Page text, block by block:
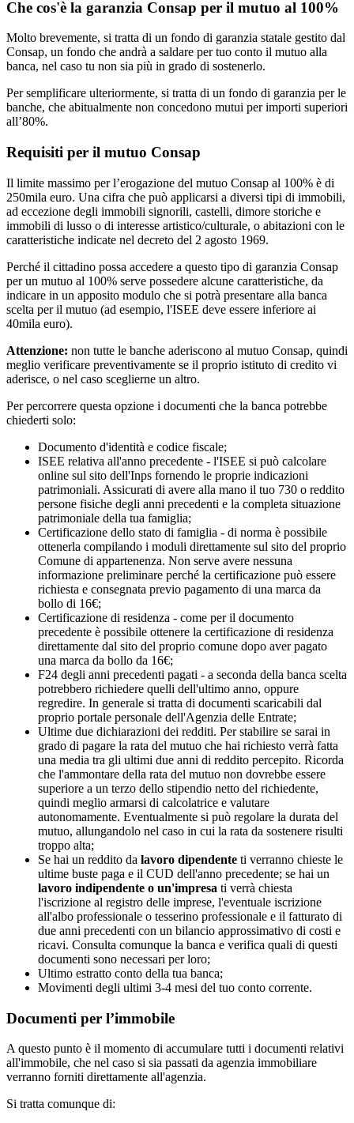
Che cos'è la garanzia Consap per il mutuo al 100%
Molto brevemente, si tratta di un fondo di garanzia statale gestito dal
Consap, un fondo che andrà a saldare per tuo conto il mutuo alla
banca, nel caso tu non sia più in grado di sostenerlo.
Per semplificare ulteriormente, si tratta di un fondo di garanzia per le
banche, che abitualmente non concedono mutui per importi superiori
all’80%.
Requisiti per il mutuo Consap
Il limite massimo per l’erogazione del mutuo Consap al 100% è di
250mila euro. Una cifra che può applicarsi a diversi tipi di immobili,
ad eccezione degli immobili signorili, castelli, dimore storiche e
immobili di lusso o di interesse artistico/culturale, o abitazioni con le
caratteristiche indicate nel decreto del 2 agosto 1969.
Perché il cittadino possa accedere a questo tipo di garanzia Consap
per un mutuo al 100% serve possedere alcune caratteristiche, da
indicare in un apposito modulo che si potrà presentare alla banca
scelta per il mutuo (ad esempio, l'ISEE deve essere inferiore ai
40mila euro).
Attenzione: non tutte le banche aderiscono al mutuo Consap, quindi
meglio verificare preventivamente se il proprio istituto di credito vi
aderisce, o nel caso sceglierne un altro.
Per percorrere questa opzione i documenti che la banca potrebbe
chiederti solo:
Documento d'identità e codice fiscale;
ISEE relativa all'anno precedente - l'ISEE si può calcolare
online sul sito dell'Inps fornendo le proprie indicazioni
patrimoniali. Assicurati di avere alla mano il tuo 730 o reddito
persone fisiche degli anni precedenti e la completa situazione
patrimoniale della tua famiglia;
Certificazione dello stato di famiglia - di norma è possibile
ottenerla compilando i moduli direttamente sul sito del proprio
Comune di appartenenza. Non serve avere nessuna
informazione preliminare perché la certificazione può essere
richiesta e consegnata previo pagamento di una marca da
bollo di 16€;
Certificazione di residenza - come per il documento
precedente è possibile ottenere la certificazione di residenza
direttamente dal sito del proprio comune dopo aver pagato
una marca da bollo da 16€;
F24 degli anni precedenti pagati - a seconda della banca scelta
potrebbero richiedere quelli dell'ultimo anno, oppure
regredire. In generale si tratta di documenti scaricabili dal
proprio portale personale dell'Agenzia delle Entrate;
Ultime due dichiarazioni dei redditi. Per stabilire se sarai in
grado di pagare la rata del mutuo che hai richiesto verrà fatta
una media tra gli ultimi due anni di reddito percepito. Ricorda
che l'ammontare della rata del mutuo non dovrebbe essere
superiore a un terzo dello stipendio netto del richiedente,
quindi meglio armarsi di calcolatrice e valutare
autonomamente. Eventualmente si può regolare la durata del
mutuo, allungandolo nel caso in cui la rata da sostenere risulti
troppo alta;
Se hai un reddito da lavoro dipendente ti verranno chieste le
ultime buste paga e il CUD dell'anno precedente; se hai un
lavoro indipendente o un'impresa ti verrà chiesta
l'iscrizione al registro delle imprese, l'eventuale iscrizione
all'albo professionale o tesserino professionale e il fatturato di
due anni precedenti con un bilancio approssimativo di costi e
ricavi. Consulta comunque la banca e verifica quali di questi
documenti sono necessari per loro;
Ultimo estratto conto della tua banca;
Movimenti degli ultimi 3-4 mesi del tuo conto corrente.
Documenti per l’immobile
A questo punto è il momento di accumulare tutti i documenti relativi
all'immobile, che nel caso si sia passati da agenzia immobiliare
verranno forniti direttamente all'agenzia.
Si tratta comunque di: